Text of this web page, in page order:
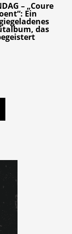
– „Coure
Ein
das